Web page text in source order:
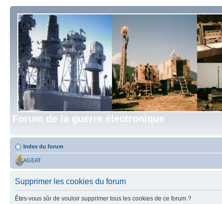
Forum de la guerre électronique
Index du forum
AGEAT
Supprimer les cookies du forum
Êtes-vous sûr de vouloir supprimer tous les cookies de ce forum ?